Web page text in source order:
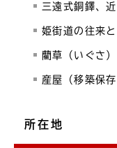
三遠式銅鐸、
姫街道の往来
藺草（いぐさ
産屋（移築保
所在地